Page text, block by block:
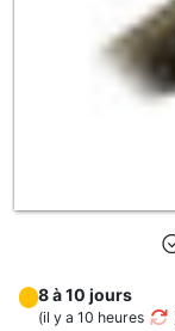
8 à 10 jours
(il y a 10 heures